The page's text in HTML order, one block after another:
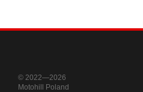
© 2022—2026
Motohill Poland